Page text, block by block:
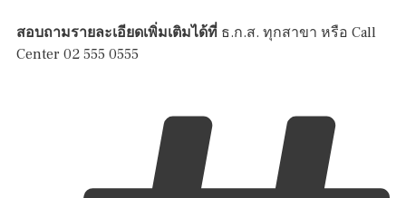
สอบถามรายละเอียดเพิ่มเติมได้ที่ ธ.ก.ส. ทุกสาขา หรือ Call
Center 02 555 0555